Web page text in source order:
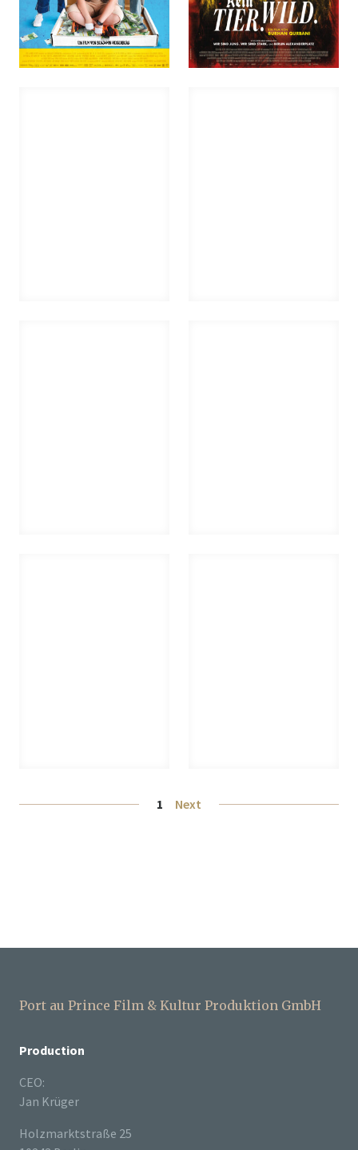
Posts pagination1 Next
Port au Prince Film & Kultur Produktion GmbH
Production
CEO:
Jan Krüger
Holzmarktstraße 25